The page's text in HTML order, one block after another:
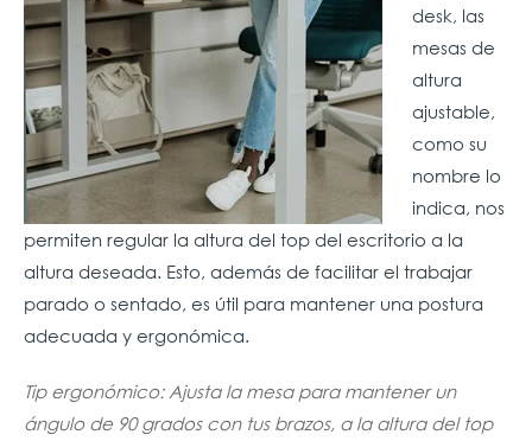
desk, las
mesas de
altura
ajustable,
como su
nombre lo
indica, nos
permiten regular la altura del top del escritorio a la
altura deseada. Esto, además de facilitar el trabajar
parado o sentado, es útil para mantener una postura
adecuada y ergonómica.
Tip ergonómico: Ajusta la mesa para mantener un
ángulo de 90 grados con tus brazos, a la altura del top